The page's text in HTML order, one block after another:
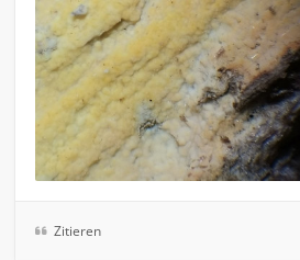
Zitieren